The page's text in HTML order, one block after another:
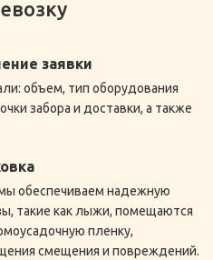
транспорте. Кроме того,
для сотрудников
большого количества
подхода к упаковке и
готова обеспечить в полном
заявки
объем, тип оборудования
забора и доставки, а также
обеспечиваем надежную
такие как лыжи, помещаются
пленку,
смещения и повреждений.